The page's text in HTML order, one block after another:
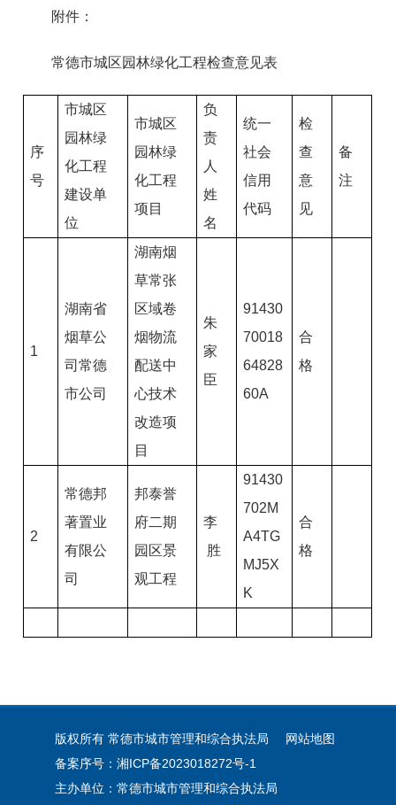
附件：
常德市城区园林绿化工程检查意见表
序
号
市城区
园林绿
化工程
建设单
位
市城区
园林绿
化工程
项目
负
责
人
姓
名
统一
社会
信用
代码
检
查
意
见
备
注
1
湖南省
烟草公
司常德
市公司
湖南烟
草常张
区域卷
烟物流
配送中
心技术
改造项
目
朱
家
臣
91430
70018
64828
60A
合
格
2
常德邦
著置业
有限公
司
邦泰誉
府二期
园区景
观工程
李
胜
91430
702M
A4TG
MJ5X
K
合
格
版权所有 常德市城市管理和综合执法局
网站地图
备案序号：湘ICP备2023018272号-1
主办单位：常德市城市管理和综合执法局